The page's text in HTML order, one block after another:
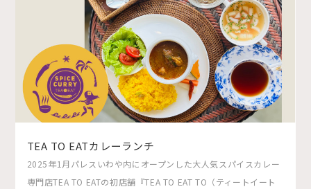
TEA TO EATカレーランチ
2025年1月パレスいわや内にオープンした大人気スパイスカレー
専門店TEA TO EATの初店舗『TEA TO EAT TO（ティートイート